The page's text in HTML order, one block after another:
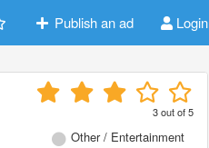
Publish an ad Login
3out of5
Other / Entertainment